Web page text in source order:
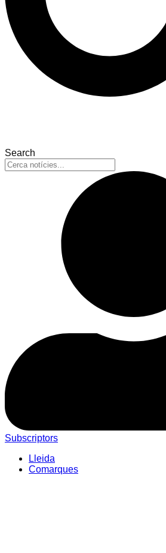
Search
Subscriptors
Lleida
Comarques